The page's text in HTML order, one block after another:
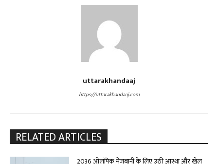
uttarakhandaaj
https://uttarakhandaaj.com
RELATED ARTICLES
2036 ओलंपिक मेजबानी के लिए उठी आस्था और खेल